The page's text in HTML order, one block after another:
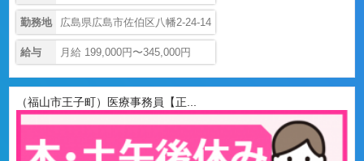
勤務地 広島県広島市佐伯区八幡2-24-14
給与 月給 199,000円〜345,000円
（福山市王子町）医療事務員【正...